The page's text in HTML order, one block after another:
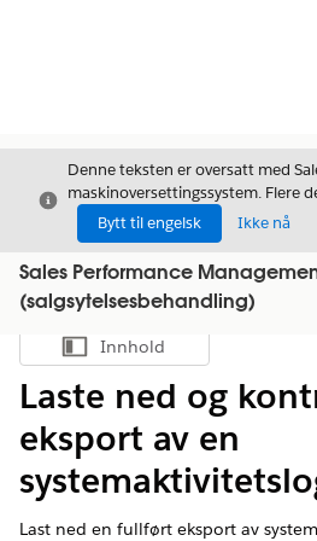
Avslutt
Denne teksten er oversatt med
maskinoversettingssystem. Flere
Bytt til engelsk
Ikke nå
Sales Performance
(salgsytelsesbehandling)
Vis innholdsfortegnelse
Innhold
Laste ned og
eksport av en
Last ned en fullført eksport av